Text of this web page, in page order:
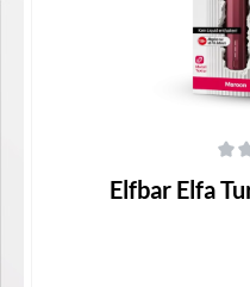
Elfbar Elfa